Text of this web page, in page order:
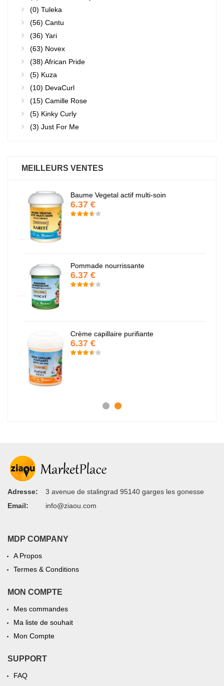
(0) Tuleka
(56) Cantu
(36) Yari
(63) Novex
(38) African Pride
(5) Kuza
(10) DevaCurl
(15) Camille Rose
(5) Kinky Curly
(3) Just For Me
MEILLEURS VENTES
Baume Vegetal actif multi-soin
6.37 €
Pommade nourrissante
6.37 €
Crème capillaire purifiante
6.37 €
Adresse:
3 avenue de stalingrad 95140 garges les gonesse
Email:
info@ziaou.com
MDP COMPANY
A Propos
Termes & Conditions
MON COMPTE
Mes commandes
Ma liste de souhait
Mon Compte
SUPPORT
FAQ